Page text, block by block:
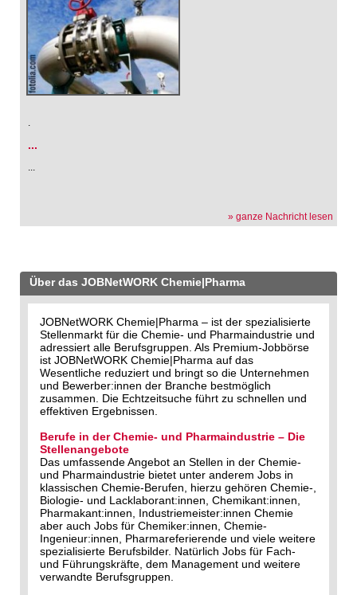
.
...
...
» ganze Nachricht lesen
Über das JOBNetWORK Chemie|Pharma
JOBNetWORK Chemie|Pharma – ist der spezialisierte
Stellenmarkt für die Chemie- und Pharmaindustrie und
adressiert alle Berufsgruppen. Als Premium-Jobbörse
ist JOBNetWORK Chemie|Pharma auf das
Wesentliche reduziert und bringt so die Unternehmen
und Bewerber:innen der Branche bestmöglich
zusammen. Die Echtzeitsuche führt zu schnellen und
effektiven Ergebnissen.
Berufe in der Chemie- und Pharmaindustrie – Die
Stellenangebote
Das umfassende Angebot an Stellen in der Chemie-
und Pharmaindustrie bietet unter anderem Jobs in
klassischen Chemie-Berufen, hierzu gehören Chemie-,
Biologie- und Lacklaborant:innen, Chemikant:innen,
Pharmakant:innen, Industriemeister:innen Chemie
aber auch Jobs für Chemiker:innen, Chemie-
Ingenieur:innen, Pharmareferierende und viele weitere
spezialisierte Berufsbilder. Natürlich Jobs für Fach-
und Führungskräfte, dem Management und weitere
verwandte Berufsgruppen.